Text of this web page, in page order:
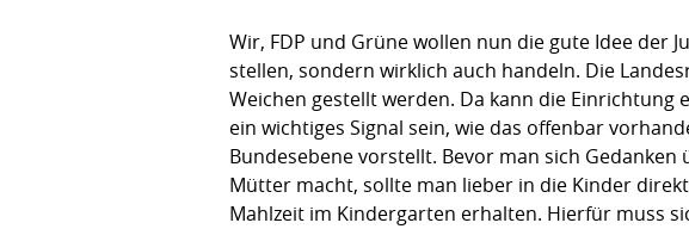
Wir, FDP und Grüne wollen nun die gute Idee der
stellen, sondern wirklich auch handeln. Die
Weichen gestellt werden. Da kann die
ein wichtiges Signal sein, wie das offenbar
Bundesebene vorstellt. Bevor man sich
Mütter macht, sollte man lieber in die Kinder
Mahlzeit im Kindergarten erhalten. Hierfür muss